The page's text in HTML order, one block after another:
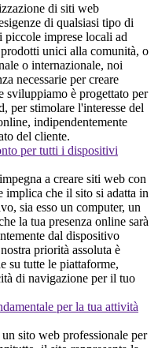
di siti web
di qualsiasi tipo di
piccole imprese locali ad
unici alla comunità, o
o internazionale, noi
necessarie per creare
sviluppiamo è progettato per
per stimolare l'interesse del
indipendentemente
del cliente.
per tutti i dispositivi
a creare siti web con
implica che il sito si adatta in
sia esso un computer, un
la tua presenza online sarà
dal dispositivo
priorità assoluta è
su tutte le piattaforme,
di navigazione per il tuo
per la tua attività
sito web professionale per